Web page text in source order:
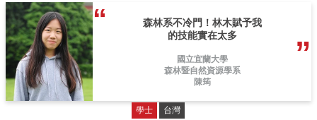
森林系不冷門！林木賦予我
的技能實在太多
國立宜蘭大學
森林暨自然資源學系
陳筠
學士 台灣